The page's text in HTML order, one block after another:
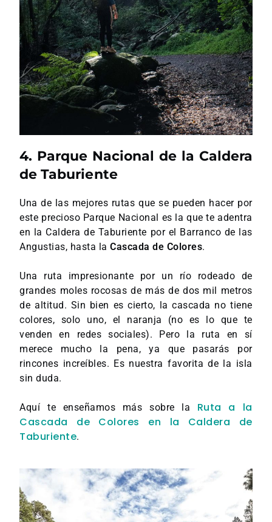
4. Parque Nacional de la Caldera
de Taburiente
Una de las mejores rutas que se pueden hacer por
este precioso Parque Nacional es la que te adentra
en la Caldera de Taburiente por el Barranco de las
Angustias, hasta laCascada de Colores.
Una ruta impresionante por un río rodeado de
grandes moles rocosas de más de dos mil metros
de altitud. Sin bien es cierto, la cascada no tiene
colores, solo uno, el naranja (no es lo que te
venden en redes sociales). Pero la ruta en sí
merece mucho la pena, ya que pasarás por
rincones increíbles. Es nuestra favorita de la isla
sin duda.
Aquí te enseñamos más sobre la Ruta a la
Cascada de Colores en la Caldera de
Taburiente.